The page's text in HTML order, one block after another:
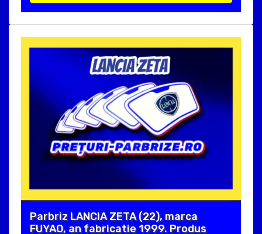
Parbriz LANCIA ZETA (22), marca
FUYAO, an fabricatie 1999. Produs